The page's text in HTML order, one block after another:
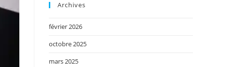
Archives
février 2026
octobre 2025
mars 2025